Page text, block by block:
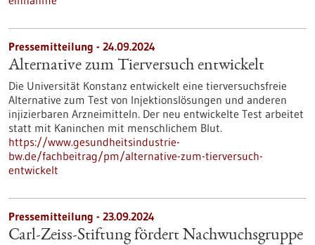
Pressemitteilung - 24.09.2024
Alternative zum Tierversuch entwickelt
Die Universität Konstanz entwickelt eine tierversuchsfreie
Alternative zum Test von Injektionslösungen und anderen
injizierbaren Arzneimitteln. Der neu entwickelte Test arbeitet
statt mit Kaninchen mit menschlichem Blut.
https://www.gesundheitsindustrie-
bw.de/fachbeitrag/pm/alternative-zum-tierversuch-
entwickelt
Pressemitteilung - 23.09.2024
Carl-Zeiss-Stiftung fördert Nachwuchsgruppe